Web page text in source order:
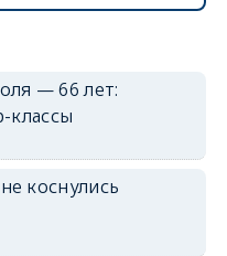
— 66 лет:
классы
коснулись